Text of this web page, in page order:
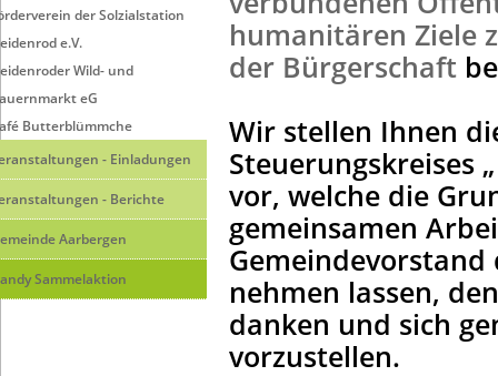
humanitären Ziele
der Bürgerschaft
Wir stellen Ihnen
Steuerungskreises
vor, welche die
gemeinsamen
nehmen lassen,
danken und sich
vorzustellen.
der Solzialstation
e.V.
Wild- und
eG
Butterblümmche
- Einladungen
- Berichte
Aarbergen
Sammelaktion